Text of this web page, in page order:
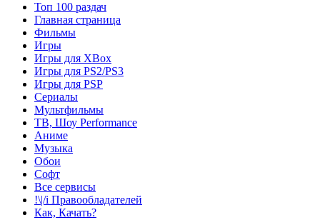
Топ 100 раздач
Главная страница
Фильмы
Игры
Игры для XBox
Игры для PS2/PS3
Игры для PSP
Сериалы
Мультфильмы
ТВ, Шоу Performance
Аниме
Музыка
Обои
Софт
Все сервисы
!\|/i Правообладателей
Как, Качать?